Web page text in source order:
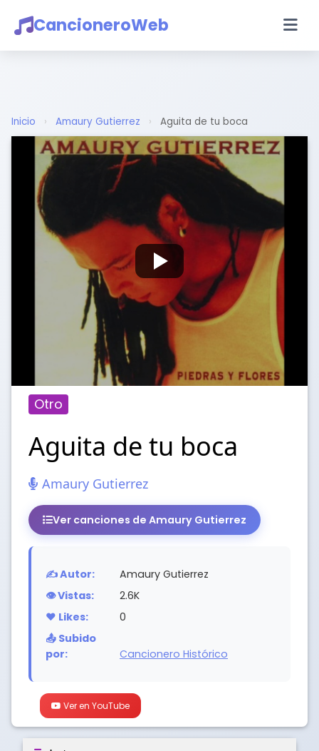
CancioneroWeb
Inicio › Amaury Gutierrez › Aguita de tu boca
Otro
Aguita de tu boca
Amaury Gutierrez
Ver canciones de Amaury Gutierrez
✍️ Autor:
Amaury Gutierrez
👁️ Vistas:
2.6K
❤️ Likes:
0
📤 Subido
por:
Cancionero Histórico
Ver en YouTube